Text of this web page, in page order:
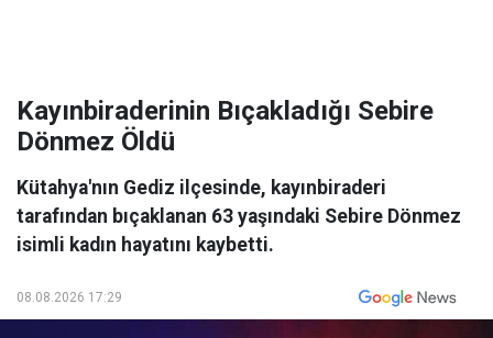
Kayınbiraderinin Bıçakladığı Sebire
Dönmez Öldü
Kütahya'nın Gediz ilçesinde, kayınbiraderi
tarafından bıçaklanan 63 yaşındaki Sebire Dönmez
isimli kadın hayatını kaybetti.
08.08.2026 17:29